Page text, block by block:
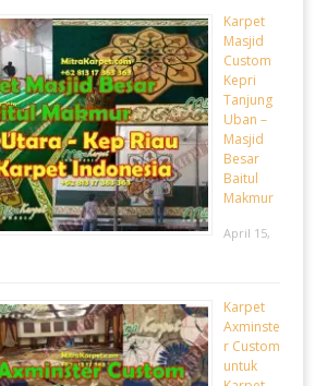
Karpet
Masjid
Custom
Kepri
Tanjung
Uban –
Masjid
Besar
Baitul
Makmur
April 15,
Karpet
Axminste
r Custom
untuk